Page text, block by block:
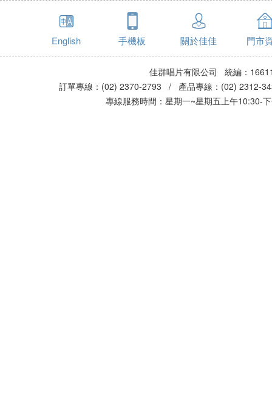
English 手機板 關於佳佳 門市
佳群唱片有限公司 統編：
訂單專線：(02) 2370-2793 / 產品專線：(02)
專線服務時間：星期一~星期五上午10:30-